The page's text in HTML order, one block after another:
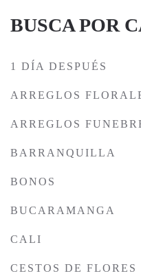
BUSCA POR
1 DÍA DESPUÉS
ARREGLOS
ARREGLOS
BARRANQUILLA
BONOS
BUCARAMANGA
CALI
CESTOS DE FLORES